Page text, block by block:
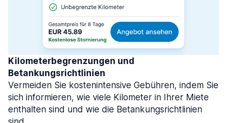
Kilometerbegrenzungen und
Betankungsrichtlinien
Vermeiden Sie kostenintensive Gebühren, indem Sie
sich informieren, wie viele Kilometer in Ihrer Miete
enthalten sind und wie die Betankungsrichtlinien